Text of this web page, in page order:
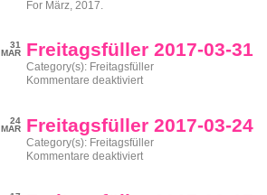
For März, 2017.
31
MAR
Freitagsfüller 2017-03-31
Category(s): Freitagsfüller
Kommentare deaktiviertfür
31
24
MAR
Freitagsfüller 2017-03-24
Category(s): Freitagsfüller
Kommentare deaktiviertfür